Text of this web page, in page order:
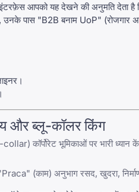
आपको यह देखने की अनुमति देता है कि
पास "B2B बनाम UoP" (रोजगार
और ब्लू-कॉलर किंग
कॉर्पोरेट भूमिकाओं पर भारी ध्यान
(काम) अनुभाग रसद, खुदरा,